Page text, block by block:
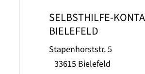
SELBSTHILFE-
BIELEFELD
Stapenhorststr. 5
33615 Bielefeld